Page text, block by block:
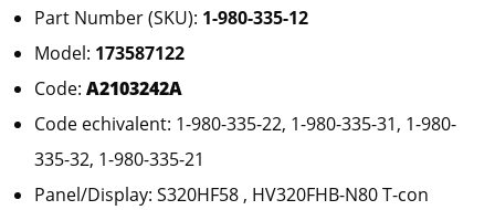
Part Number (SKU): 1-980-335-12
Model: 173587122
Code: A2103242A
Code echivalent: 1-980-335-22, 1-980-335-31, 1-980-
335-32, 1-980-335-21
Panel/Display: S320HF58 , HV320FHB-N80 T-con